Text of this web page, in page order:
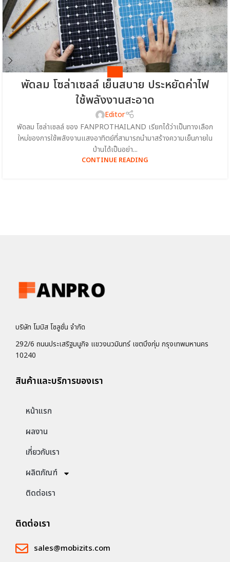
พัดลม โซล่าเซลล์ เย็นสบาย ประหยัดค่าไฟ
ใช้พลังงานสะอาด
Editor
พัดลม โซล่าเซลล์ ของ FANPROTHAILAND เรียกได้ว่าเป็นทางเลือก
ใหม่ของการใช้พลังงานแสงอาทิตย์ที่สามารถนำมาสร้างความเย็นภายใน
บ้านได้เป็นอย่า...
CONTINUE READING
บริษัท โมบิส โซลูชั่น จำกัด
292/6 ถนนประเสริฐมนูกิจ แขวงนวมินทร์ เขตบึงกุ่ม กรุงเทพมหานคร
10240
สินค้าและบริการของเรา
หน้าแรก
ผลงาน
เกี่ยวกับเรา
ผลิตภัณฑ์
ติดต่อเรา
ติดต่อเรา
sales@mobizits.com